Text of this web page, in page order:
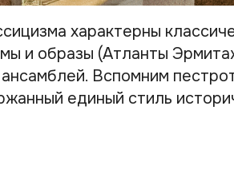
характерны
и образы (Атланты
Вспомним
единый стиль